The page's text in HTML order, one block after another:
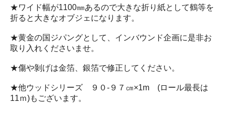
★ワイド幅が1100㎜あるので大きな折り紙として鶴等を
折ると大きなオブジェになります。
★黄金の国ジパングとして、インバウンド企画に是非お
取り入れくださいませ。
★傷や剝げは金箔、銀箔で修正してください。
★他ウッドシリーズ ９０‐９７㎝×1m (ロール最長は
11ｍ)もございます。